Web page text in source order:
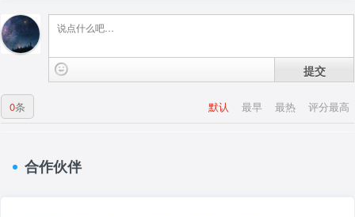
提交
默认 最早 最热 评分最高
0条
合作伙伴